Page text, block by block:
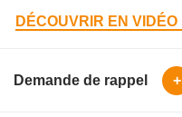
DÉCOUVRIR EN VIDÉO
Demande de rappel +